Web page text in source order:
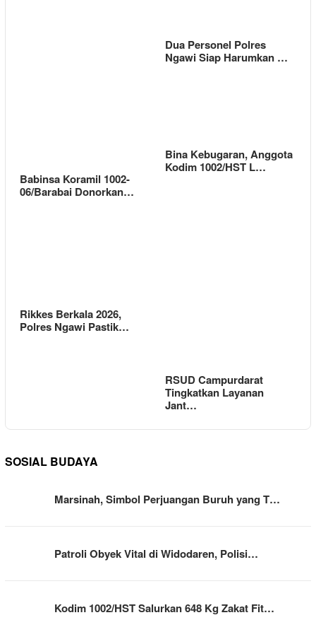
Dua Personel Polres
Ngawi Siap Harumkan …
Babinsa Koramil 1002-
06/Barabai Donorkan…
Bina Kebugaran, Anggota
Kodim 1002/HST L…
Rikkes Berkala 2026,
Polres Ngawi Pastik…
RSUD Campurdarat
Tingkatkan Layanan
Jant…
SOSIAL BUDAYA
Marsinah, Simbol Perjuangan Buruh yang T…
Patroli Obyek Vital di Widodaren, Polisi…
Kodim 1002/HST Salurkan 648 Kg Zakat Fit…